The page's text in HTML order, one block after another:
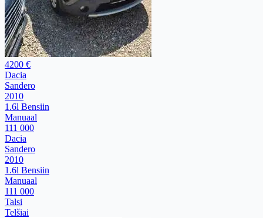
4200 €
Dacia
Sandero
2010
1.6l Bensiin
Manuaal
111 000
Dacia
Sandero
2010
1.6l Bensiin
Manuaal
111 000
Talsi
Telšiai